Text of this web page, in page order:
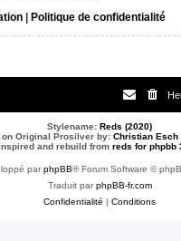
Politique de confidentialité
Stylename: Reds (2020)
Original Prosilver by: Christian Esch
and rebuild from reds for phpbb
parphpBB® Forum Software ©
Traduit parphpBB-fr.com
Confidentialité
Conditions